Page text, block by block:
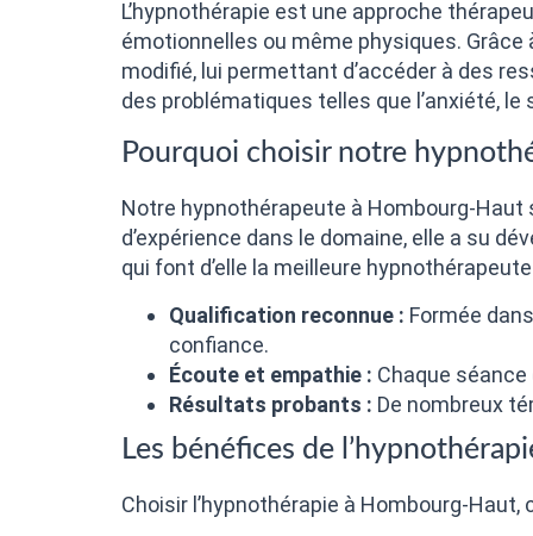
L’hypnothérapie est une approche
émotionnelles ou même physiques.
modifié, lui permettant d’accéder à des
des problématiques telles que l’anxiété,
Pourquoi choisir notre
Notre hypnothérapeute à Hombourg-
d’expérience dans le domaine, elle a su
qui font d’elle la meilleure
Qualification reconnue : Formée
confiance.
Écoute et empathie : Chaque
Résultats probants : De nombreux
Les bénéfices de
Choisir l’hypnothérapie à Hombourg-